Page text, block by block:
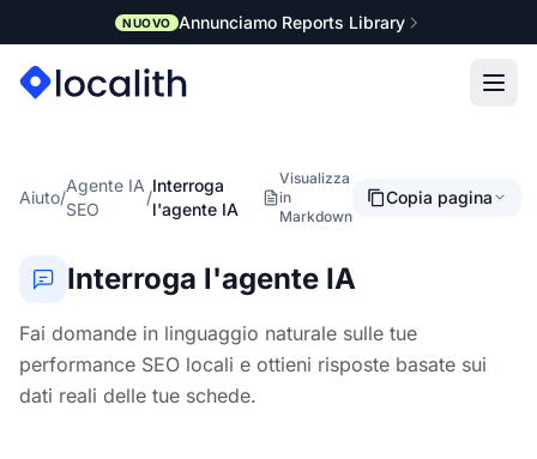
NUOVO Annunciamo Reports Library
Aiuto/
Agente IA
SEO
/
Interroga
l'agente IA
Visualizza
in
Markdown
Copia pagina
Interroga l'agente IA
Fai domande in linguaggio naturale sulle tue
performance SEO locali e ottieni risposte basate sui
dati reali delle tue schede.